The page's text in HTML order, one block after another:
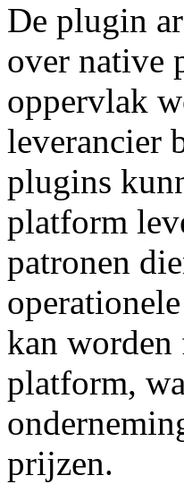
De plugin
over native
oppervlak
leverancier
plugins
platform
patronen
kan worden
platform,
prijzen.